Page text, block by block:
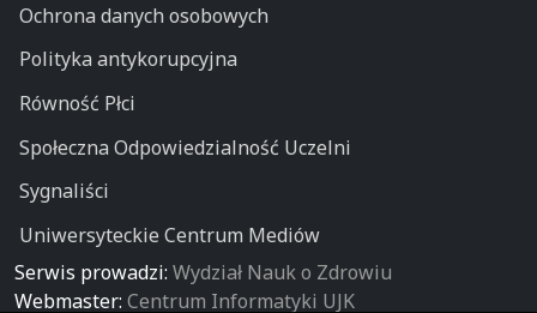
Ochrona danych osobowych
Polityka antykorupcyjna
Równość Płci
Społeczna Odpowiedzialność Uczelni
Sygnaliści
Uniwersyteckie Centrum Mediów
Serwis prowadzi: Wydział Nauk o Zdrowiu
Webmaster: Centrum Informatyki UJK